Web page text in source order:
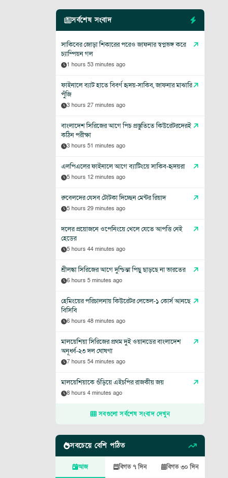
সর্বশেষ সংবাদ
সাকিবের জোড়া শিকারের পরেও জাফনার স্বপ্নভঙ্গ করে
চ্যাম্পিয়ন গল
1 hours 53 minutes ago
ফাইনালে ব্যাট হাতে বিবর্ণ হৃদয়-সাকিব, জাফনার মাঝারি
পুঁজি
3 hours 27 minutes ago
বাংলাদেশ সিরিজের আগে পিচ প্রস্তুতিতে কিউরেটরদেরই
কঠিন পরীক্ষা
3 hours 51 minutes ago
এলপিএলের ফাইনালে আগে ব্যাটিংয়ে সাকিব-হৃদয়রা
5 hours 12 minutes ago
রুবেলদের যেসব টোটকা দিচ্ছেন মেন্টর রিয়াদ
5 hours 29 minutes ago
দলের প্রয়োজনে ওপেনিংয়ে খেলে যেতে আপত্তি নেই
হেডের
5 hours 44 minutes ago
শ্রীলঙ্কা সিরিজের আগে দুশ্চিন্তা পিছু ছাড়ছে না ভারতের
6 hours 5 minutes ago
হেমিংয়ের পরিচালনায় কিউরেটর লেভেল-১ কোর্স আনছে
বিসিবি
6 hours 48 minutes ago
মালয়েশিয়া সিরিজের প্রথম দুই ওয়ানডের বাংলাদেশ
অনূর্ধ্ব-২৩ দল ঘোষণা
7 hours 54 minutes ago
মালয়েশিয়াকে গুঁড়িয়ে এইচপির রাজকীয় জয়
8 hours 4 minutes ago
সবগুলো সর্বশেষ সংবাদ দেখুন
সবচেয়ে বেশি পঠিত
আজ বিগত ৭ দিন বিগত ৩০ দিন